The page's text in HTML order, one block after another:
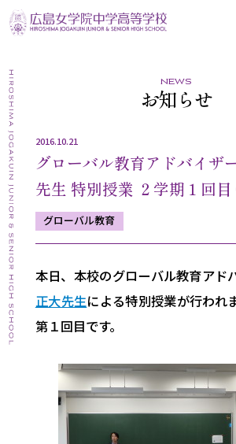
news
お知らせ
2016.10.21
グローバル教育アドバイザ
先生 特別授業 ２学期１回
グローバル教育
本日、本校のグローバル教育アド
正大先生による特別授業が行われ
第１回目です。